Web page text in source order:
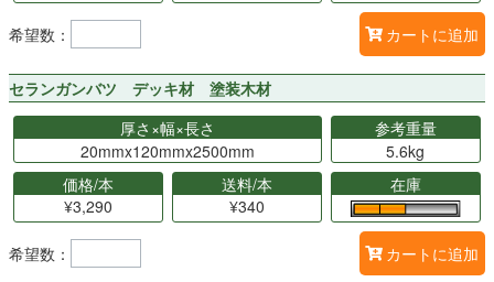
希望数： カートに追加
セランガンバツ デッキ材 塗装木材
厚さ×幅×長さ
20mmx120mmx2500mm
参考重量
5.6kg
価格/本
¥3,290
送料/本
¥340
在庫
希望数： カートに追加